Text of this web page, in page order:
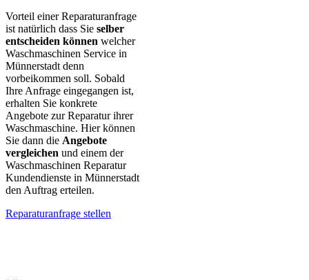
Vorteil einer Reparaturanfrage
ist natürlich dass Sie selber
entscheiden können welcher
Waschmaschinen Service in
Münnerstadt denn
vorbeikommen soll. Sobald
Ihre Anfrage eingegangen ist,
erhalten Sie konkrete
Angebote zur Reparatur ihrer
Waschmaschine. Hier können
Sie dann die Angebote
vergleichen und einem der
Waschmaschinen Reparatur
Kundendienste in Münnerstadt
den Auftrag erteilen.
Reparaturanfrage stellen